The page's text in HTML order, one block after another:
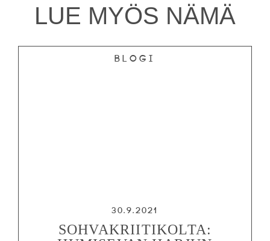
YHTEYS
Tiedotteet— Medialle
LUE MYÖS NÄMÄ
Blogi
30.9.2021
SOHVAKRIITIKOLTA: